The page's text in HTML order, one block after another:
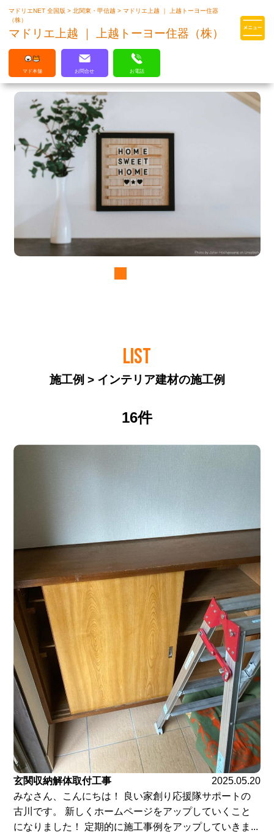
マドリエはLIXILの厳しい基準を
マドリエNET 全国版>北関東・甲信越>マドリエ上越 ｜ 上越トーヨー住器
（株）
マドリエ上越 ｜ 上越トーヨー住器（株）
マド本舗 お問合せ お電話
LIST
施工例 > インテリア建材の施工例
16件
玄関収納解体取付工事
2025.05.20
みなさん、こんにちは！ 良い家創り応援隊サポートの
古川です。 新しくホームページをアップしていくこと
になりました！ 定期的に施工事例をアップしていきま...